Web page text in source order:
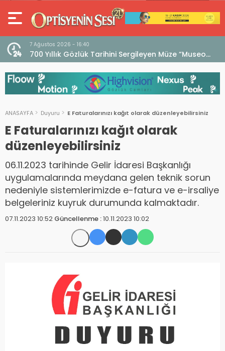
7 Ağustos 2026 - 16:40
700 Yıllık Gözlük Tarihini Sergileyen Müze “Museo
dell’Occhiale”
ANASAYFA Duyuru E Faturalarınızı kağıt olarak düzenleyebilirsiniz
E Faturalarınızı kağıt olarak
düzenleyebilirsiniz
06.11.2023 tarihinde Gelir İdaresi Başkanlığı
uygulamalarında meydana gelen teknik sorun
nedeniyle sistemlerimizde e-fatura ve e-irsaliye
belgeleriniz kuyruk durumunda kalmaktadır.
07.11.2023 10:52 Güncellenme :10.11.2023 10:02